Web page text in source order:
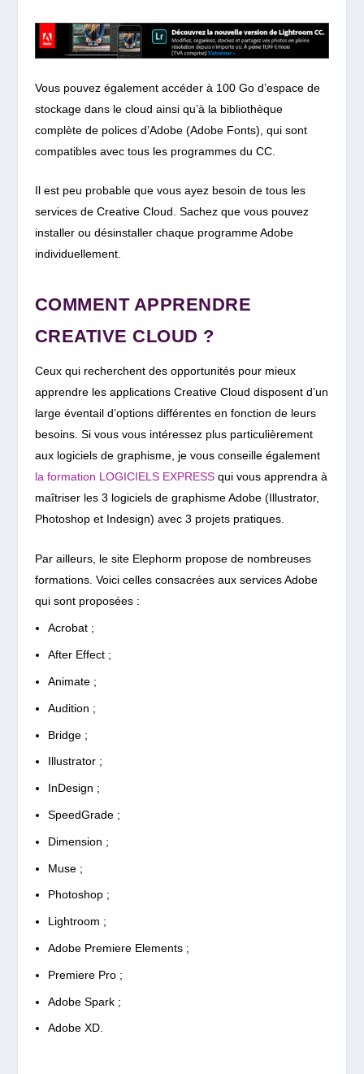
Vous pouvez également accéder à 100 Go d’espace de
stockage dans le cloud ainsi qu’à la bibliothèque
complète de polices d’Adobe (Adobe Fonts), qui sont
compatibles avec tous les programmes du CC.
Il est peu probable que vous ayez besoin de tous les
services de Creative Cloud. Sachez que vous pouvez
installer ou désinstaller chaque programme Adobe
individuellement.
COMMENT APPRENDRE
CREATIVE CLOUD ?
Ceux qui recherchent des opportunités pour mieux
apprendre les applications Creative Cloud disposent d’un
large éventail d’options différentes en fonction de leurs
besoins. Si vous vous intéressez plus particulièrement
aux logiciels de graphisme, je vous conseille également
la formation LOGICIELS EXPRESSqui vous apprendra à
maîtriser les 3 logiciels de graphisme Adobe (Illustrator,
Photoshop et Indesign) avec 3 projets pratiques.
Par ailleurs, le site Elephorm propose de nombreuses
formations. Voici celles consacrées aux services Adobe
qui sont proposées :
Acrobat ;
After Effect ;
Animate ;
Audition ;
Bridge ;
Illustrator ;
InDesign ;
SpeedGrade ;
Dimension ;
Muse ;
Photoshop ;
Lightroom ;
Adobe Premiere Elements ;
Premiere Pro ;
Adobe Spark ;
Adobe XD.